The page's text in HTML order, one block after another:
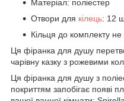
Матеріал: поліестер
Отвори для кілець: 12
Кільця до комплекту не
Ця фіранка для душу
чарівну казку з рожевими
Ця фіранка для душу з
покриттям запобігає появі